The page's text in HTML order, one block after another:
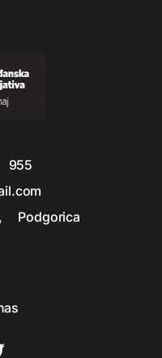
Podgorica